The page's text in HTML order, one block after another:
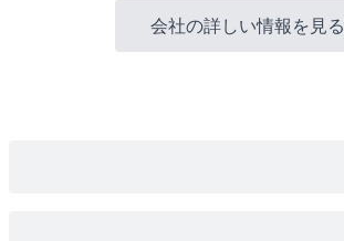
会社の詳しい情報を見る